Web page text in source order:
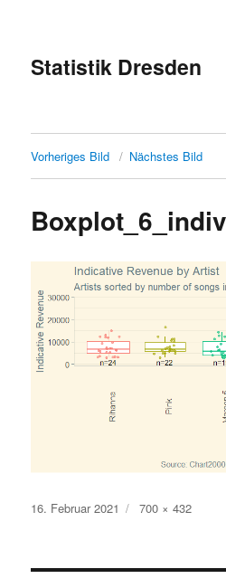
Statistik Dresden
Vorheriges Bild Nächstes Bild
Veröffentlicht
16. Februar 2021 Originalgröße
700 × 432